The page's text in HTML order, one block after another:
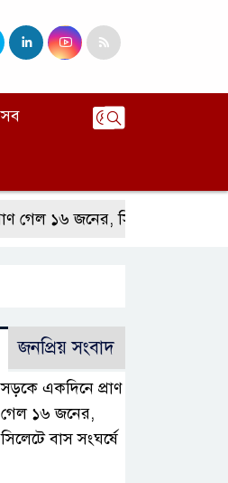
সব
জনের, সিলেটে বাস সংঘর্ষে
জনপ্রিয় সংবাদ
সড়কে একদিনে প্রাণ
গেল ১৬ জনের,
সিলেটে বাস সংঘর্ষে